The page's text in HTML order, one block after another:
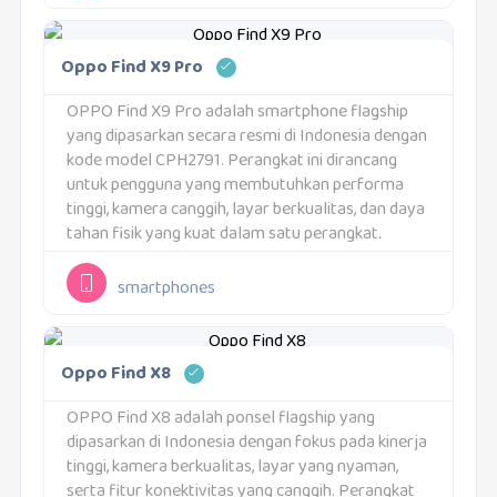
Oppo Find X9 Pro
OPPO Find X9 Pro adalah smartphone flagship
yang dipasarkan secara resmi di Indonesia dengan
kode model CPH2791. Perangkat ini dirancang
untuk pengguna yang membutuhkan performa
tinggi, kamera canggih, layar berkualitas, dan daya
tahan fisik yang kuat dalam satu perangkat.
Seluruh informasi dalam artikel ini hanya mengacu
pada unit retail Indonesia.Untuk...
smartphones
Oppo Find X8
OPPO Find X8 adalah ponsel flagship yang
dipasarkan di Indonesia dengan fokus pada kinerja
tinggi, kamera berkualitas, layar yang nyaman,